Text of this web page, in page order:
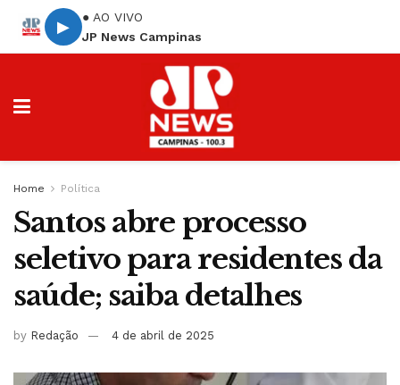
▶
● AO VIVO
JP News Campinas
Home Política
Santos abre processo
seletivo para residentes da
saúde; saiba detalhes
by Redação 4 de abril de 2025